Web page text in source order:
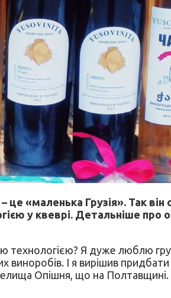
«маленька Грузія». Так
у квеврі. Детальніше про
технологією? Я дуже люблю
виноробів. І я вирішив
Опішня, що на